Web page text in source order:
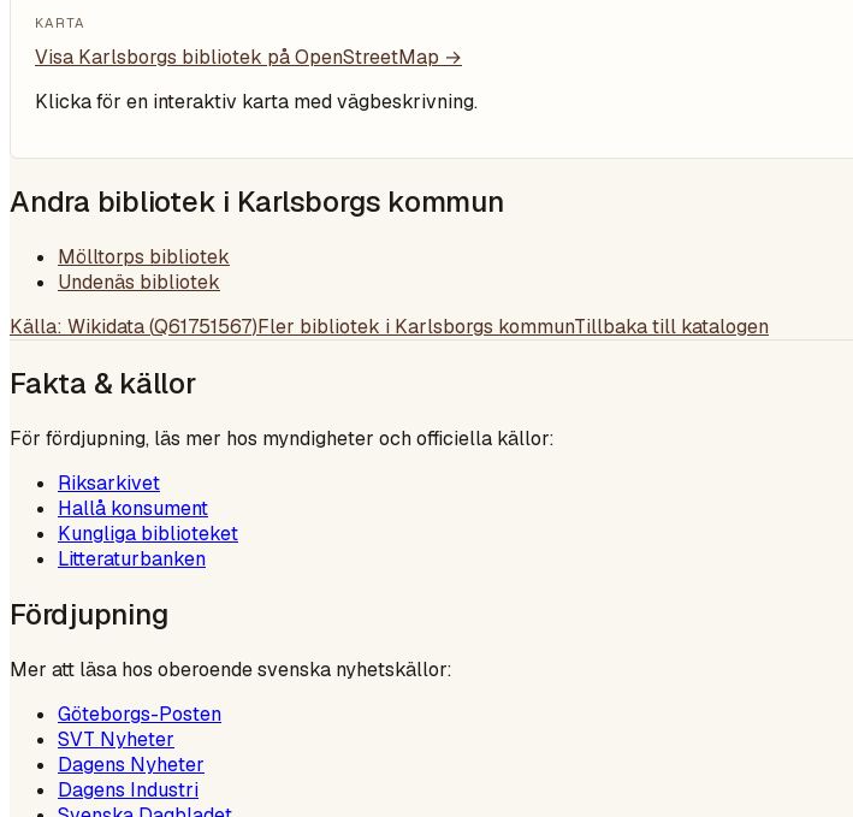
KARTA
Visa Karlsborgs bibliotek på OpenStreetMap →
Klicka för en interaktiv karta med vägbeskrivning.
Andra bibliotek i Karlsborgs kommun
Mölltorps bibliotek
Undenäs bibliotek
Källa: Wikidata (Q61751567)Fler bibliotek i Karlsborgs kommunTillbaka till katalogen
Fakta & källor
För fördjupning, läs mer hos myndigheter och officiella källor:
Riksarkivet
Hallå konsument
Kungliga biblioteket
Litteraturbanken
Fördjupning
Mer att läsa hos oberoende svenska nyhetskällor:
Göteborgs-Posten
SVT Nyheter
Dagens Nyheter
Dagens Industri